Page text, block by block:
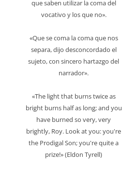
que saben utilizar la coma del
vocativo y los que no».
«Que se coma la coma que nos
separa, dijo desconcordado el
sujeto, con sincero hartazgo del
narrador».
«The light that burns twice as
bright burns half as long; and you
have burned so very, very
brightly, Roy. Look at you: you're
the Prodigal Son; you're quite a
prize!» (Eldon Tyrell)